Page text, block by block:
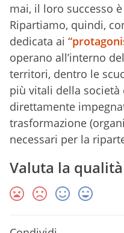
mai, il loro successo
Ripartiamo, quindi,
dedicata ai
operano all’interno
territori, dentro le
più vitali della società
direttamente
trasformazione
necessari per la
Valuta la